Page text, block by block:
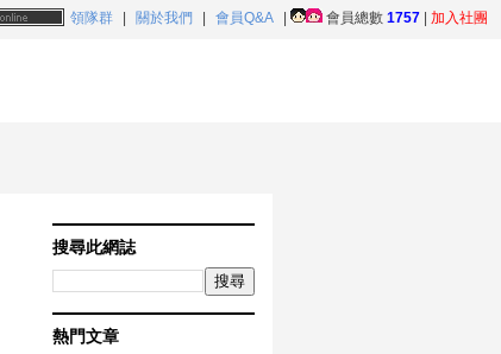
領隊群 關於我們 會員Q&A 會員總數 1757 加入社團
搜尋此網誌
熱門文章